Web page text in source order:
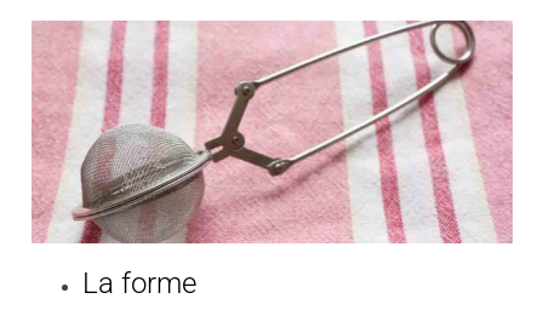
La forme